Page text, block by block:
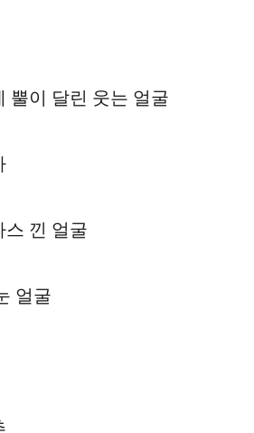
뿔이 달린 웃는 얼굴
스 낀 얼굴
얼굴